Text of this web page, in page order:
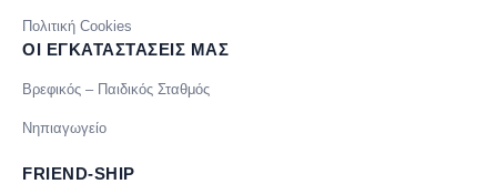
Πολιτική Cookies
ΟΙ ΕΓΚΑΤΑΣΤΑΣΕΙΣ ΜΑΣ
Βρεφικός – Παιδικός Σταθμός
Νηπιαγωγείο
FRIEND-SHIP